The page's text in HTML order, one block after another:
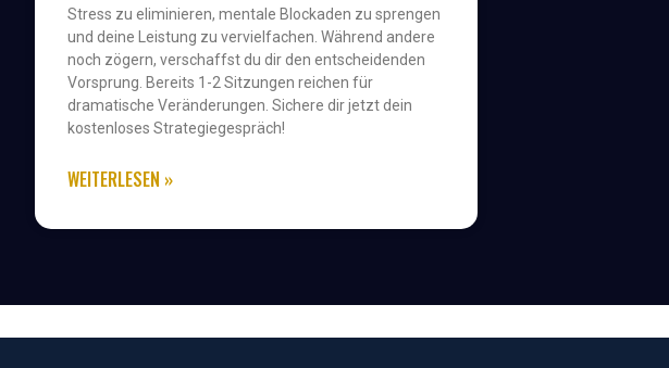
Stress zu eliminieren, mentale Blockaden zu sprengen
und deine Leistung zu vervielfachen. Während andere
noch zögern, verschaffst du dir den entscheidenden
Vorsprung. Bereits 1-2 Sitzungen reichen für
dramatische Veränderungen. Sichere dir jetzt dein
kostenloses Strategiegespräch!
WEITERLESEN »